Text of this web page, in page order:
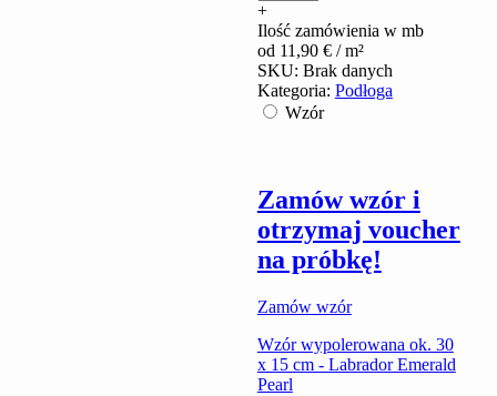
Pearl
quantity
+
Ilość zamówienia w mb
od 11,90 €/ m²
SKU: Brak danych
Kategoria: Podłoga
Wzór
Zamów wzór i
otrzymaj voucher
na próbkę!
Zamów wzór
Wzór wypolerowana ok. 30
x 15 cm - Labrador Emerald
Pearl